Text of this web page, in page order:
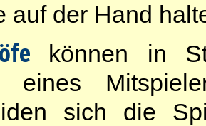
auf der Hand
können in
eines
sich die